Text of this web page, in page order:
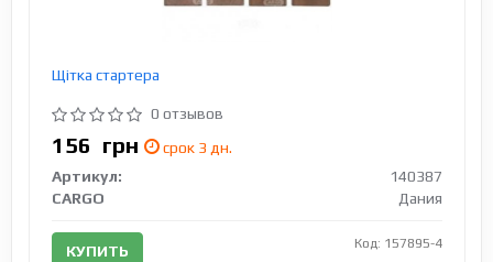
Щітка стартера
0 отзывов
156 грн
срок 3 дн.
Артикул:
140387
CARGO
Дания
КУПИТЬ Код: 157895-4